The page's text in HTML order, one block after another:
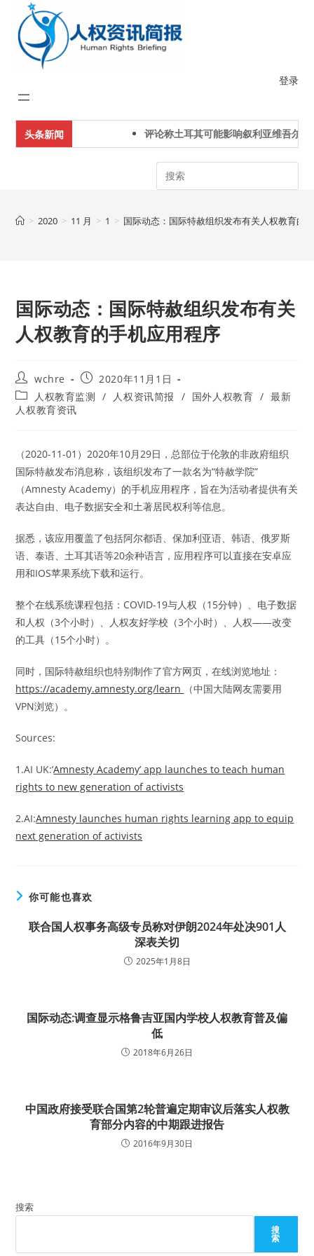
content
登录
头条新闻 评论称土耳其可能影响叙利亚维吾尔人
Search
> 2020 > 11 月 > 1 > 国际动态：国际特赦组织发布有关人权教育的
国际动态：国际特赦组织发布有关
人权教育的手机应用程序
Post
author:
wchre
Post
published:
2020年11月1日
Post
category:
人权教育监测 / 人权资讯简报 / 国外人权教育 / 最新
人权教育资讯
（2020-11-01）2020年10月29日，总部位于伦敦的非政府组织
国际特赦发布消息称，该组织发布了一款名为“特赦学院”
（Amnesty Academy）的手机应用程序，旨在为活动者提供有关
表达自由、电子数据安全和土著居民权利等信息。
据悉，该应用覆盖了包括阿尔都语、保加利亚语、韩语、俄罗斯
语、泰语、土耳其语等20余种语言，应用程序可以直接在安卓应
用和IOS苹果系统下载和运行。
整个在线系统课程包括：COVID-19与人权（15分钟）、电子数据
和人权（3个小时）、人权友好学校（3个小时）、人权——改变
的工具（15个小时）。
同时，国际特赦组织也特别制作了官方网页，在线浏览地址：
https://academy.amnesty.org/learn
（中国大陆网友需要用
VPN浏览）。
Sources:
1.AI UK:’Amnesty Academy’ app launches to teach human
rights to new generation of activists
2.AI:Amnesty launches human rights learning app to equip
next generation of activists
你可能也喜欢
联合国人权事务高级专员称对伊朗2024年处决901人
深表关切
2025年1月8日
国际动态:调查显示格鲁吉亚国内学校人权教育普及偏
低
2018年6月26日
中国政府接受联合国第2轮普遍定期审议后落实人权教
育部分内容的中期跟进报告
2016年9月30日
搜索
搜
索